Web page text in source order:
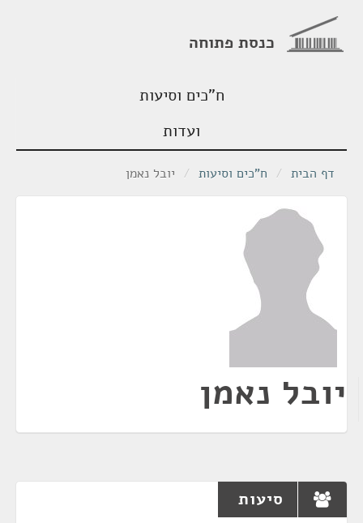
כנסת פתוחה
ח"כים וסיעות
ועדות
דף הבית / ח"כים וסיעות / יובל נאמן
יובל נאמן
סיעות